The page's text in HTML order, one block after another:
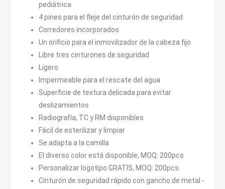
pediátrica
4 pines para el fleje del cinturón de seguridad
Corredores incorporados
Un orificio para el inmovilizador de la cabeza fijo
Libre tres cinturones de seguridad
Ligero
Impermeable para el rescate del agua
Superficie de textura delicada para evitar
deslizamientos
Radiografía, TC y RM disponibles
Fácil de esterilizar y limpiar
Se adapta a la camilla
El diverso color está disponible, MOQ: 200pcs
Personalizar logotipo GRATIS, MOQ: 200pcs
Cinturón de seguridad rápido con gancho de metal -